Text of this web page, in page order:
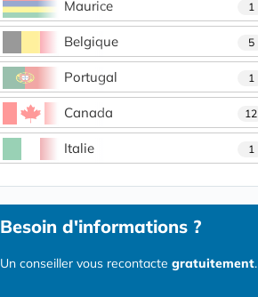
Maurice 1
Belgique 5
Portugal 1
Canada 12
Italie 1
Besoin d'informations ?
Un conseiller vous recontacte gratuitement.